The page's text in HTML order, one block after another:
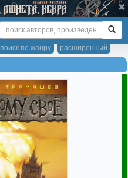
расширенный
поиск по жанру